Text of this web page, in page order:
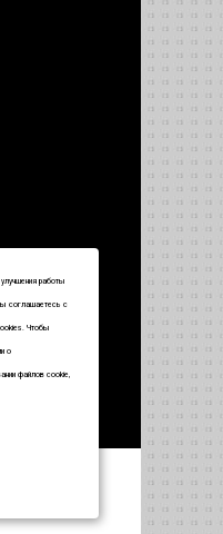
и городам
работы
соглашаетесь с
Чтобы
о
файлов cookie,